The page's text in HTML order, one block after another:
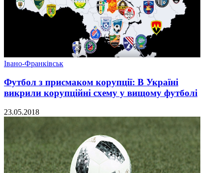
Івано-Франківськ
Футбол з присмаком корупції: В Україні
викрили корупційні схему у вищому футболі
23.05.2018